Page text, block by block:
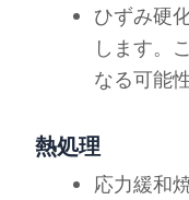
ひずみ硬
します。
なる可能
熱処理
応力緩和